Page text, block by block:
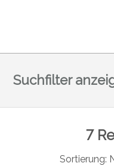
Suchfilter
7
Sortierung: